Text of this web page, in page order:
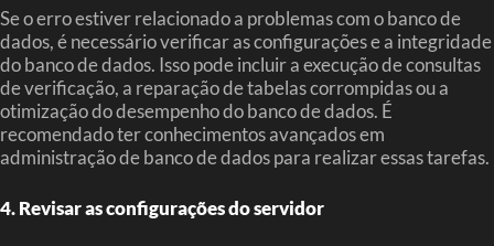
Se o erro estiver relacionado a problemas com o banco de
dados, é necessário verificar as configurações e a integridade
do banco de dados. Isso pode incluir a execução de consultas
de verificação, a reparação de tabelas corrompidas ou a
otimização do desempenho do banco de dados. É
recomendado ter conhecimentos avançados em
administração de banco de dados para realizar essas tarefas.
4. Revisar as configurações do servidor